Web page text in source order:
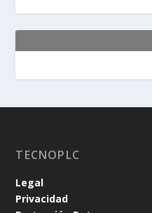
TECNOPLC
Legal
Privacidad